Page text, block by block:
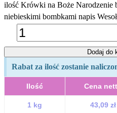
ilość Krówki na Boże Narodzenie
niebieskimi bombkami napis
Dodaj do
Rabat za ilość zostanie
Ilość Cena
1 kg 43,09 zł